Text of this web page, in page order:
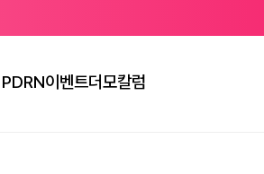
PDRN이벤트더모칼럼